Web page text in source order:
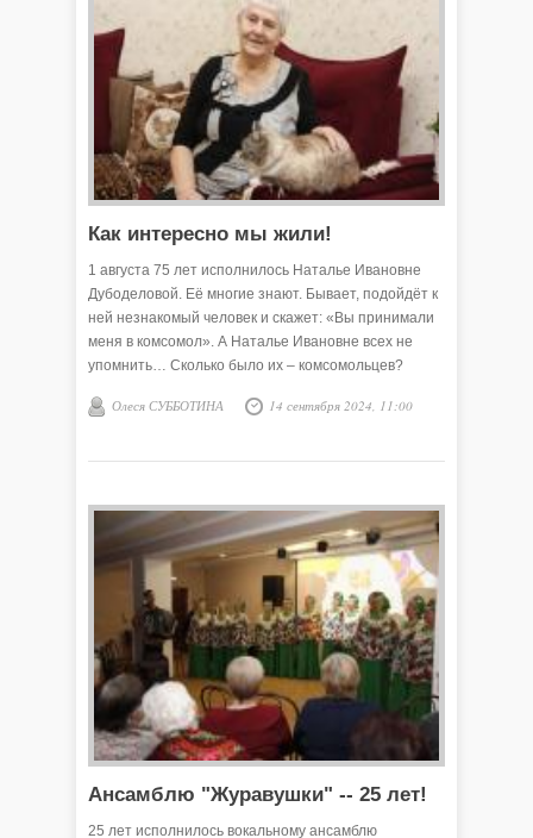
Как интересно мы жили!
1 августа 75 лет исполнилось Наталье Ивановне
Дубоделовой. Её многие знают. Бывает, подойдёт к
ней незнакомый человек и скажет: «Вы принимали
меня в комсомол». А Наталье Ивановне всех не
упомнить… Сколько было их – комсомольцев?
Олеся СУББОТИНА 14 сентября 2024, 11:00
Ансамблю "Журавушки" -- 25 лет!
25 лет исполнилось вокальному ансамблю